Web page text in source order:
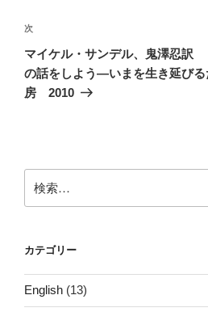
ゲ
ー
シ
ョ
次
の
投
稿
次
マイケル・サンデル、鬼澤忍訳
の話をしよう―いまを生き延び
房 2010
索:
カテゴリー
English (13)